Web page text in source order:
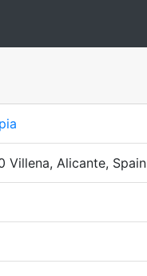
Villena, Alicante, Spain